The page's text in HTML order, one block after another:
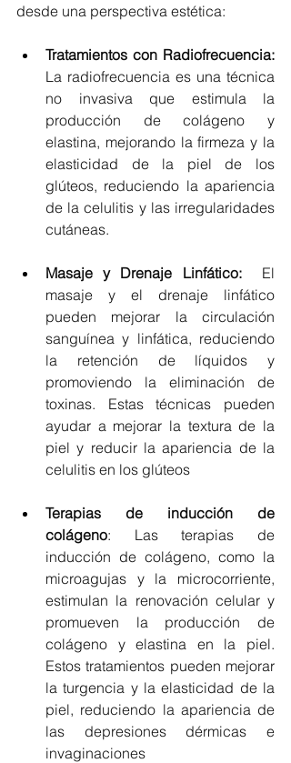
desde una perspectiva estética:
Tratamientos con Radiofrecuencia:
La radiofrecuencia es una técnica
no invasiva que estimula la
producción de colágeno y
elastina, mejorando la firmeza y la
elasticidad de la piel de los
glúteos, reduciendo la apariencia
de la celulitis y las irregularidades
cutáneas.
Masaje y Drenaje Linfático:
El
masaje y el drenaje linfático
pueden mejorar la circulación
sanguínea y linfática, reduciendo
la retención de líquidos y
promoviendo la eliminación de
toxinas. Estas técnicas pueden
ayudar a mejorar la textura de la
piel y reducir la apariencia de la
celulitis en los glúteos
Terapias de inducción de
colágeno: Las terapias de
inducción de colágeno, como la
microagujas y la microcorriente,
estimulan la renovación celular y
promueven la producción de
colágeno y elastina en la piel.
Estos tratamientos pueden mejorar
la turgencia y la elasticidad de la
piel, reduciendo la apariencia de
las depresiones dérmicas e
invaginaciones